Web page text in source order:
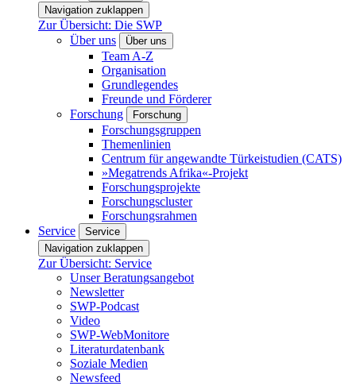
Navigation zuklappen
Zur Übersicht: Die SWP
Über uns
Über uns
Team A-Z
Organisation
Grundlegendes
Freunde und Förderer
Forschung
Forschung
Forschungsgruppen
Themenlinien
Centrum für angewandte Türkeistudien (CATS)
»Megatrends Afrika«-Projekt
Forschungsprojekte
Forschungscluster
Forschungsrahmen
Service
Service
Navigation zuklappen
Zur Übersicht: Service
Unser Beratungsangebot
Newsletter
SWP-Podcast
Video
SWP-WebMonitore
Literaturdatenbank
Soziale Medien
Newsfeed